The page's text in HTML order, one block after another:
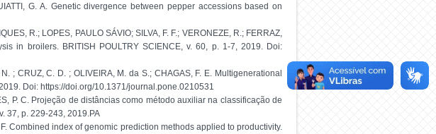
G. A. Genetic divergence between pepper accessions based on
R.; LOPES, PAULO SÁVIO; SILVA, F. F.; VERONEZE, R.; FERRAZ,
in broilers. BRITISH POULTRY SCIENCE, v. 60, p. 1-7, 2019. Doi:
; CRUZ, C. D. ; OLIVEIRA, M. da S.; CHAGAS, F. E. Multigenerational
Doi: https://doi.org/10.1371/journal.pone.0210531
P. C. Projeção de distâncias como método auxiliar na classificação de
37, p. 229-243, 2019.PA
F. Combined index of genomic prediction methods applied to productivity.